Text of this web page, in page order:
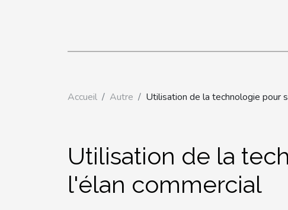
Accueil Autre Utilisation de la technologie pour
Utilisation de la
l'élan commercial